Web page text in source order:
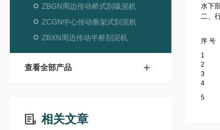
ZBGN周边传动桥式刮吸泥机
ZCGN中心传动垂架式刮泥机
ZBXN周边传动半桥刮泥机
查看全部产品
相关文章
水下
二、
序 号
1
2
3
4
5